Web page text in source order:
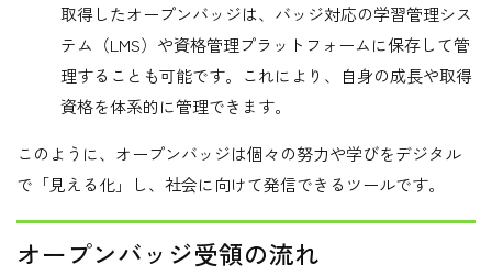
取得したオープンバッジは、バッジ対応の学習管理シス
テム（LMS）や資格管理プラットフォームに保存して管
理することも可能です。これにより、自身の成長や取得
資格を体系的に管理できます。
このように、オープンバッジは個々の努力や学びをデジタル
で「見える化」し、社会に向けて発信できるツールです。
オープンバッジ受領の流れ